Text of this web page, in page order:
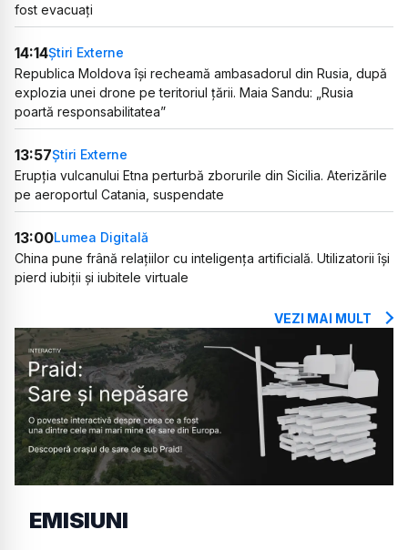
fost evacuați
14:14Știri Externe
Republica Moldova își recheamă ambasadorul din Rusia, după
explozia unei drone pe teritoriul țării. Maia Sandu: „Rusia
poartă responsabilitatea”
13:57Știri Externe
Erupția vulcanului Etna perturbă zborurile din Sicilia. Aterizările
pe aeroportul Catania, suspendate
13:00Lumea Digitală
China pune frână relațiilor cu inteligența artificială. Utilizatorii își
pierd iubiții și iubitele virtuale
VEZI MAI MULT
EMISIUNI